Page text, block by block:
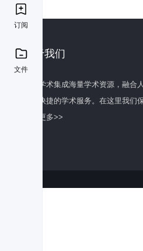
订阅
文件
关于我们
百度学术集成海量学术资源，融
全面快捷的学术服务。在这里我
了解更多>>